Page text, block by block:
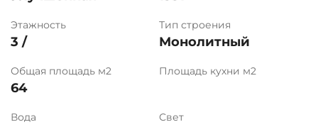
Этажность
3 /
Тип строения
Монолитный
Общая площадь м2
64
Площадь кухни м2
Вода Свет